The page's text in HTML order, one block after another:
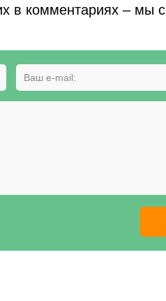
в комментариях – мы с